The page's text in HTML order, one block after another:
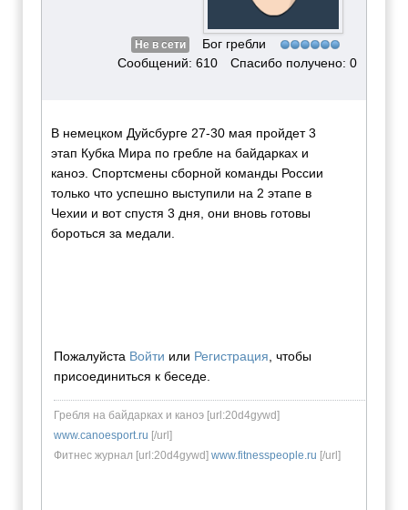
Не в сети
Бог гребли
Сообщений: 610
Спасибо получено: 0
В немецком Дуйсбурге 27-30 мая пройдет 3
этап Кубка Мира по гребле на байдарках и
каноэ. Спортсмены сборной команды России
только что успешно выступили на 2 этапе в
Чехии и вот спустя 3 дня, они вновь готовы
бороться за медали.
Пожалуйста Войти или Регистрация , чтобы
присоединиться к беседе.
Гребля на байдарках и каноэ [url:20d4gywd]
www.canoesport.ru [/url]
Фитнес журнал [url:20d4gywd] www.fitnesspeople.ru [/url]